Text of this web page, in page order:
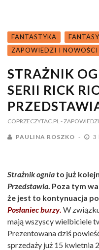
FANTASTYKA FANTASY
ZAPOWIEDZI I NOWOŚCI
STRAŻNIK
SERII RICK
COPRZECZYTAC.PL -
PAULINA ROSZKO 3
Strażnik ognia to już
Przedstawia. Poza tym
że jest to kontynuacja
Posłaniec burzy. W
mają wszyscy wielbiciele
Prezentowana dziś
sprzedaży już 15 kwietnia